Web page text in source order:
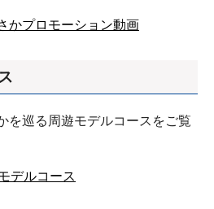
かプロモーション動画
を巡る周遊モデルコースをご覧
デルコース